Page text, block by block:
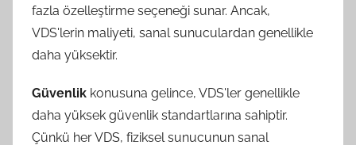
fazla özelleştirme seçeneği sunar. Ancak,
VDS'lerin maliyeti, sanal sunuculardan genellikle
daha yüksektir.
Güvenlik konusuna gelince, VDS'ler genellikle
daha yüksek güvenlik standartlarına sahiptir.
Çünkü her VDS, fiziksel sunucunun sanal